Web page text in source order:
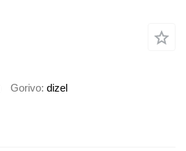
Gorivo dizel